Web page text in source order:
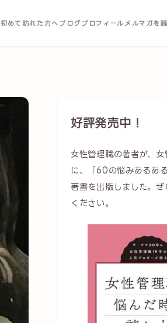
初めて訪れた方へ ブログ プロフィール メルマガを
好評発売中！
女性管理職の著者が、
に、「60の悩みあるあ
著書を出版しました。ぜ
ください。